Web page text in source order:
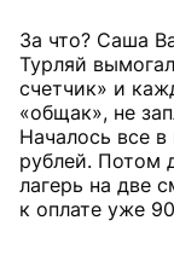
За что? Саша
Турляй
счетчик» и
«общак», не
Началось все
рублей. Потом
лагерь на две
к оплате уже